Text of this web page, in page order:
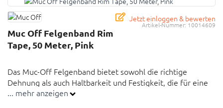
Jetzt einloggen & bewerten
Artikel-Nummer: 10014609
Muc Off Felgenband Rim
Tape, 50 Meter, Pink
Das Muc-Off Felgenband bietet sowohl die richtige
Dehnung als auch Haltbarkeit und Festigkeit, die für eine
dauerhafte luftdichte Versiegelung nötig sind
... mehr anzeigen